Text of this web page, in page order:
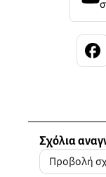
Σχόλια
Προβολή